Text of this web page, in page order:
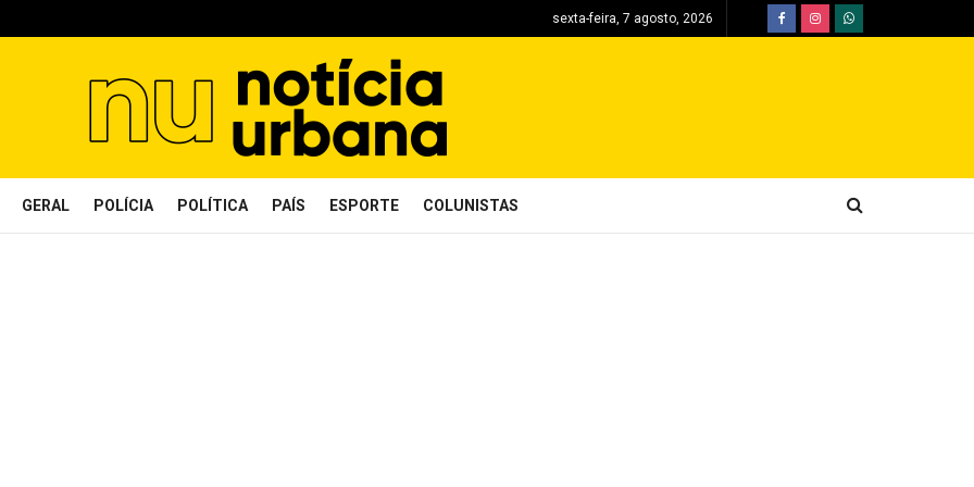
sexta-feira, 7 agosto, 2026
GERAL POLÍCIA POLÍTICA PAÍS ESPORTE COLUNISTAS